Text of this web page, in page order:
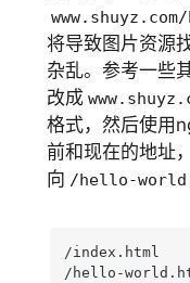
将导致图片资源
杂乱。参考一些
改成
格式，然后使用
前和现在的地址
向 /hello-
/index.html
/hello-